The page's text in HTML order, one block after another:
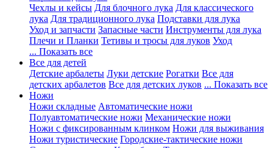
Чехлы и кейсы Для блочного лука Для классического
лука Для традиционного лука Подставки для лука
Уход и запчасти Запасные части Инструменты для лука
Плечи и Планки Тетивы и тросы для луков Уход
... Показать все
Все для детей
Детские арбалеты Луки детские Рогатки Все для
детских арбалетов Все для детских луков ... Показать все
Ножи
Ножи складные Автоматические ножи
Полуавтоматические ножи Механические ножи
Ножи с фиксированным клинком Ножи для выживания
Ножи туристические Городские-тактические ножи